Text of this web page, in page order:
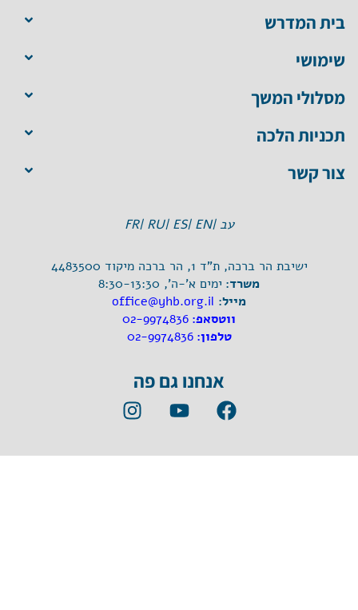
בית המדרש
שימושי
מסלולי המשך
תכניות הלכה
צור קשר
עב |EN |
ES |
RU |
FR
ישיבת הר ברכה, ת"ד 1, הר ברכה מיקוד 4483500
משרד:ימים א'-ה', 8:30-13:30
מייל: office@yhb.org.il
ווטסאפ:02-9974836
טלפון:02-9974836
אנחנו גם פה